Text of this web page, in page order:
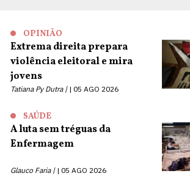
OPINIÃO
Extrema direita prepara
violência eleitoral e mira
jovens
Tatiana Py Dutra | 05 AGO 2026
SAÚDE
A luta sem tréguas da
Enfermagem
Glauco Faria | 05 AGO 2026